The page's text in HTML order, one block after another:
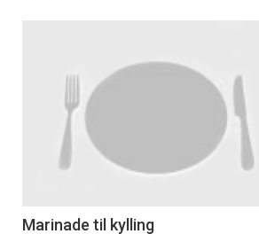
Marinade til kylling